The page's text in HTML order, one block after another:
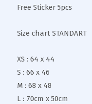
Free Sticker 5pcs
Size chart STANDART
XS : 64 x 44
S : 66 x 46
M : 68 x 48
L : 70cm x 50cm